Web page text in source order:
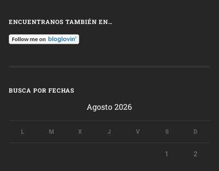
ENCUENTRANOS TAMBIÉN EN…
BUSCA POR FECHAS
Agosto 2026
L M X J V S D
1 2